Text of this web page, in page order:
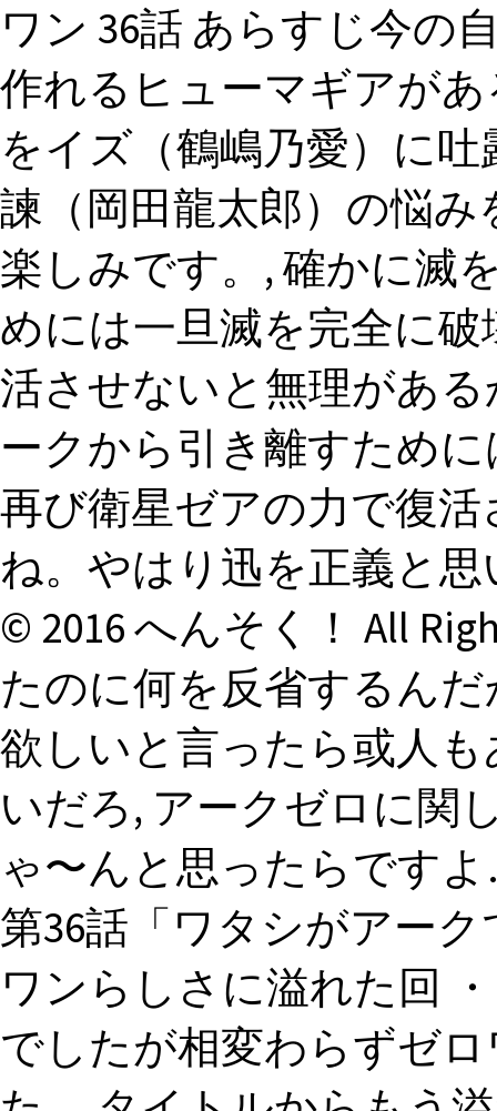
ワン 36話 あらすじ今の
作れるヒューマギアが
をイズ（鶴嶋乃愛）に
諫（岡田龍太郎）の悩
楽しみです。, 確かに滅
めには一旦滅を完全に
活させないと無理があ
ークから引き離すため
再び衛星ゼアの力で復
ね。やはり迅を正義と
© 2016 へんそく！ All
たのに何を反省するん
欲しいと言ったら或人
いだろ, アークゼロに関
ゃ〜んと思ったらです
第36話「ワタシがアー
ワンらしさに溢れた回
でしたが相変わらずゼ